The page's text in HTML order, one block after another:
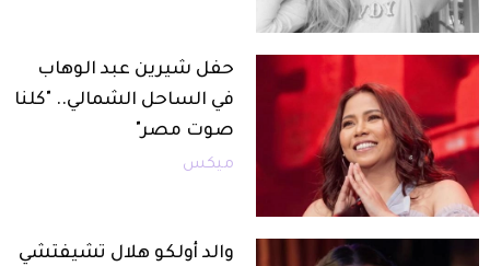
حفل شيرين عبد الوهاب
في الساحل الشمالي.. "كلنا
صوت مصر"
ميكس
والد أولكو هلال تشيفتشي